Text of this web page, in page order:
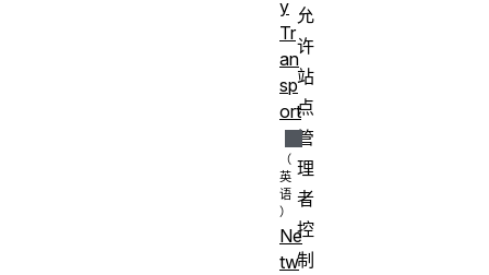
允
许
站
点
管
理
者
控
制
y
Tr
an
sp
ort
Ne
tw